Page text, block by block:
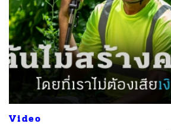
Video